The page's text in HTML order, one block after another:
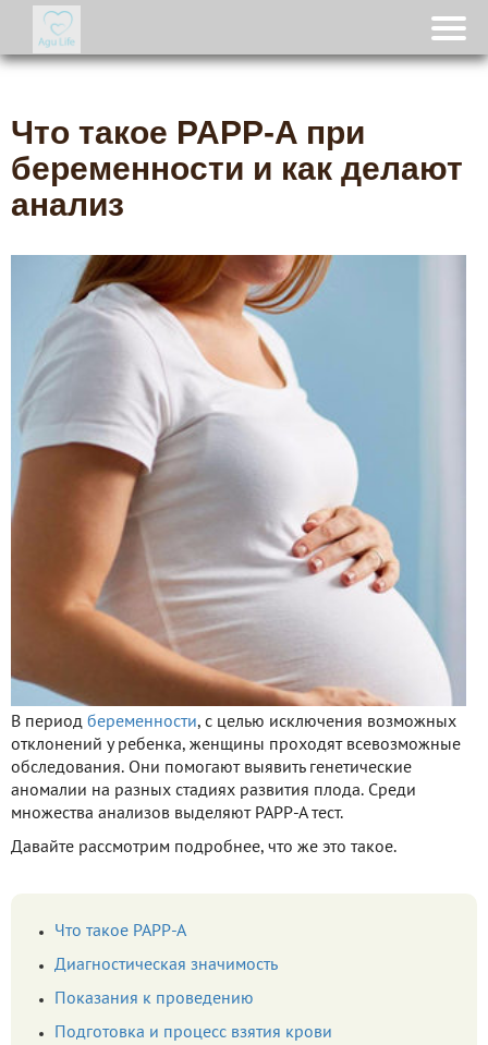
Что такое PAPP-A при
беременности и как делают
анализ
В период беременности, с целью исключения возможных
отклонений у ребенка, женщины проходят всевозможные
обследования. Они помогают выявить генетические
аномалии на разных стадиях развития плода. Среди
множества анализов выделяют РАРР-А тест.
Давайте рассмотрим подробнее, что же это такое.
Что такое РАРР-А
Диагностическая значимость
Показания к проведению
Подготовка и процесс взятия крови